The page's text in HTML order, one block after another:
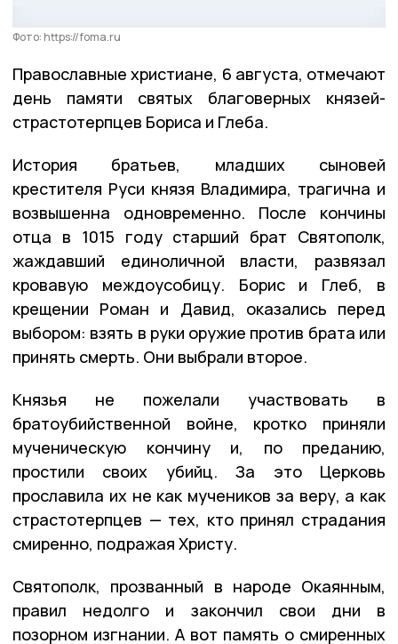
Фото: https://foma.ru
Православные христиане, 6 августа, отмечают
день памяти святых благоверных князей-
страстотерпцев Бориса и Глеба.
История братьев, младших сыновей
крестителя Руси князя Владимира, трагична и
возвышенна одновременно. После кончины
отца в 1015 году старший брат Святополк,
жаждавший единоличной власти, развязал
кровавую междоусобицу. Борис и Глеб, в
крещении Роман и Давид, оказались перед
выбором: взять в руки оружие против брата или
принять смерть. Они выбрали второе.
Князья не пожелали участвовать в
братоубийственной войне, кротко приняли
мученическую кончину и, по преданию,
простили своих убийц. За это Церковь
прославила их не как мучеников за веру, а как
страстотерпцев — тех, кто принял страдания
смиренно, подражая Христу.
Святополк, прозванный в народе Окаянным,
правил недолго и закончил свои дни в
позорном изгнании. А вот память о смиренных